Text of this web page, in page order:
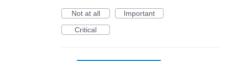
Not at all
Important
Critical